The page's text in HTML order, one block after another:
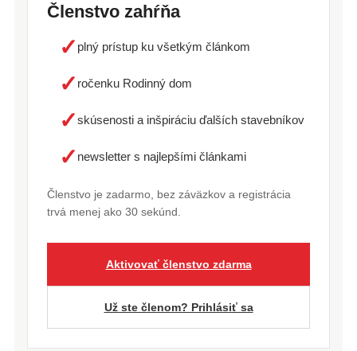
Členstvo zahŕňa
✓ plný prístup ku všetkým článkom
✓ ročenku Rodinný dom
✓skúsenosti a inšpiráciu ďalších stavebníkov
✓ newsletter s najlepšími článkami
Členstvo je zadarmo, bez záväzkov a registrácia
trvá menej ako 30 sekúnd.
Aktivovať členstvo zdarma
Už ste členom? Prihlásiť sa